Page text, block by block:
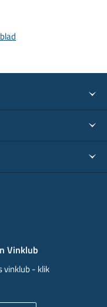
Vinklub
vinklub - klik